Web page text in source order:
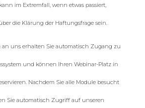
im Extremfall, wenn etwas passiert,
die Klärung der Haftungsfrage sein.
uns erhalten Sie automatisch Zugang zu
und können Ihren Webinar-Platz in
Nachdem Sie alle Module besucht
Sie automatisch Zugriff auf unseren